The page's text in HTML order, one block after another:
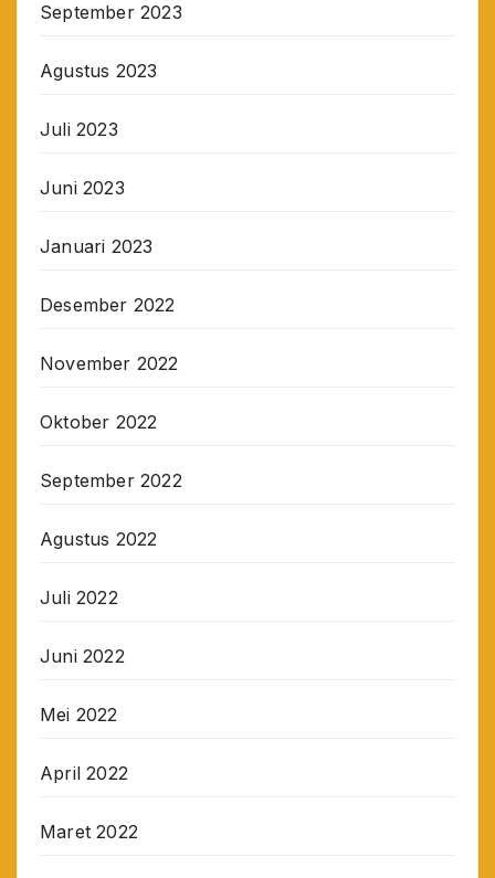
September 2023
Agustus 2023
Juli 2023
Juni 2023
Januari 2023
Desember 2022
November 2022
Oktober 2022
September 2022
Agustus 2022
Juli 2022
Juni 2022
Mei 2022
April 2022
Maret 2022